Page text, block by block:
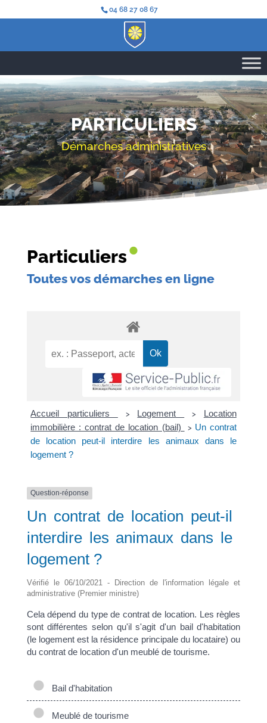
04 68 27 08 67
PARTICULIERS
Démarches administratives
Particuliers•
Toutes vos démarches en ligne
Accueil particuliers > Logement >
Location
immobilière : contrat de location (bail)
> Un contrat
de location peut-il interdire les animaux dans le
logement ?
Question-réponse
Un contrat de location peut-il
interdire les animaux dans le
logement ?
Vérifié le 06/10/2021 - Direction de l'information légale et
administrative (Premier ministre)
Cela dépend du type de contrat de location. Les règles
sont différentes selon qu'il s'agit d'un bail d'habitation
(le logement est la résidence principale du locataire) ou
du contrat de location d'un meublé de tourisme.
Bail d'habitation
Meublé de tourisme